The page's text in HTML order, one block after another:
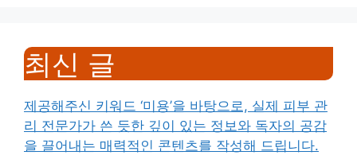
최신 글
제공해주신 키워드 ‘미용’을 바탕으로, 실제 피부 관
리 전문가가 쓴 듯한 깊이 있는 정보와 독자의 공감
을 끌어내는 매력적인 콘텐츠를 작성해 드립니다.